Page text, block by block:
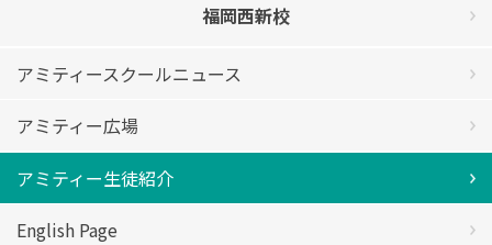
福岡西新校
アミティースクールニュース
アミティー広場
アミティー生徒紹介
English Page